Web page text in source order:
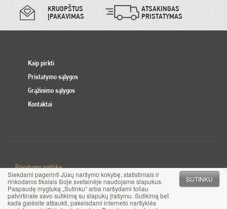
Siekdami pagerinti Jūsų naršymo kokybę, statistiniais ir
rinkodaros tikslais šioje svetainėje naudojame slapukus.
Paspaudę mygtuką „Sutinku“ arba naršydami toliau
patvirtinate savo sutikimą su slapukų įrašymu. Sutikimą bet
kada galėsite atšaukti, pakeisdami interneto naršyklės
SUTINKU
KRUOPŠTUS
ĮPAKAVIMAS
ATSAKINGAS
PRISTATYMAS
Kaip pirkti
Pristatymo sąlygos
Grąžinimo sąlygos
Kontaktai
Privatumo politika
Slapuku politika
© 2017 MB Pinigai.lt. Visos teisės saugomos